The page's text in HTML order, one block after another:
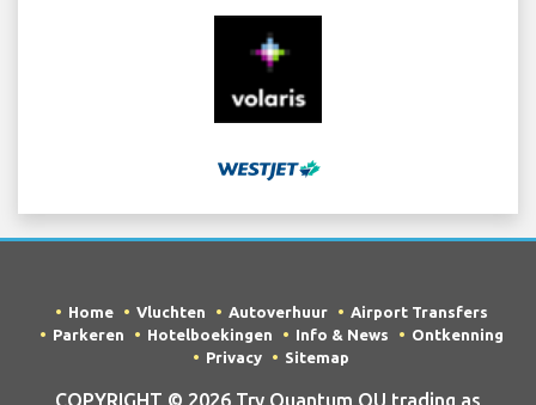
Home Vluchten Autoverhuur
Airport Transfers
Parkeren
Hotelboekingen Info & News
Ontkenning
Privacy
Sitemap
COPYRIGHT © 2026 Try Quantum OU trading as